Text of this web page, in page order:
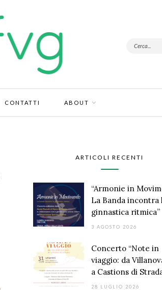
CONTATTI ABOUT
ARTICOLI RECENTI
“Armonie in
La Banda incontra
ginnastica ritmica”
3 AGOSTO 2026
Concerto “Note in
viaggio: da
a Castions di
28 LUGLIO 2026